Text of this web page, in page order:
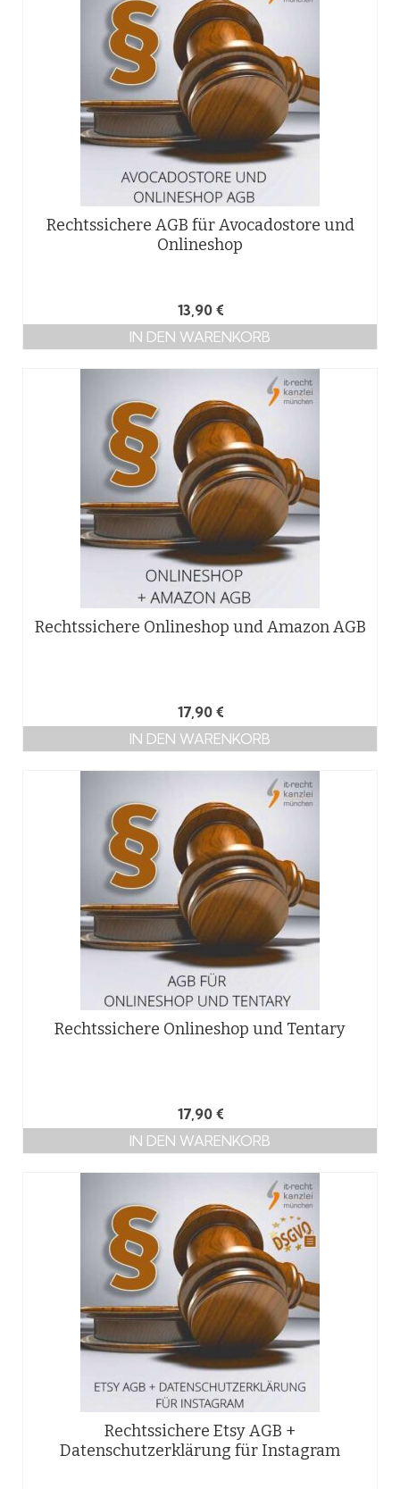
Rechtssichere AGB für Avocadostore und
Onlineshop
13,90 €
IN DEN WARENKORB
Rechtssichere Onlineshop und Amazon AGB
17,90 €
IN DEN WARENKORB
Rechtssichere Onlineshop und Tentary
17,90 €
IN DEN WARENKORB
Rechtssichere Etsy AGB +
Datenschutzerklärung für Instagram